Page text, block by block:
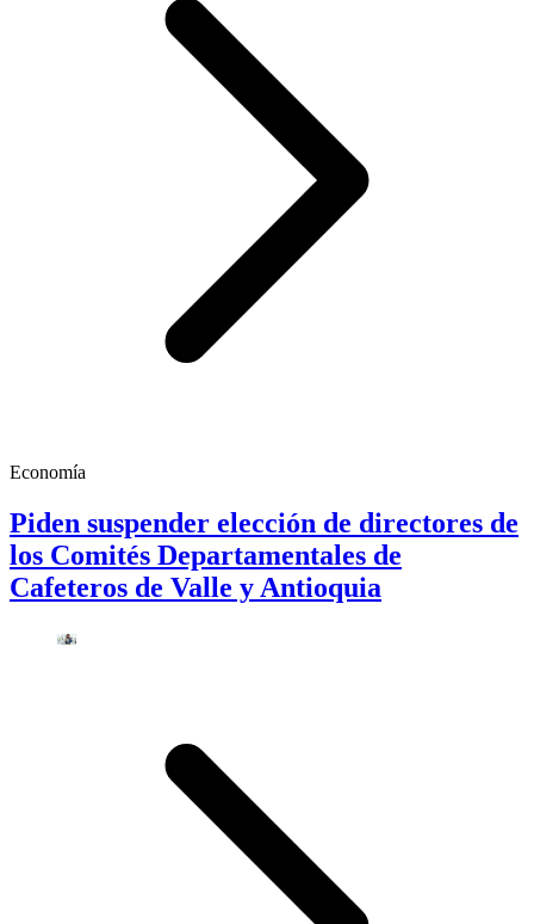
Economía
Piden suspender elección de directores de
los Comités Departamentales de
Cafeteros de Valle y Antioquia